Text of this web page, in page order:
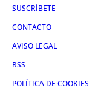
SUSCRÍBETE
CONTACTO
AVISO LEGAL
RSS
POLÍTICA DE COOKIES